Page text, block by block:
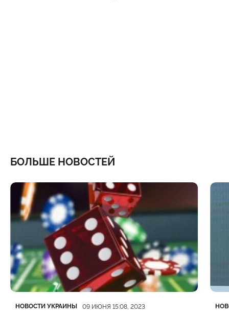
БОЛЬШЕ НОВОСТЕЙ
Категория
НОВОСТИ УКРАИНЫ
Дата публикации 09 ИЮНЯ 15:08, 2023